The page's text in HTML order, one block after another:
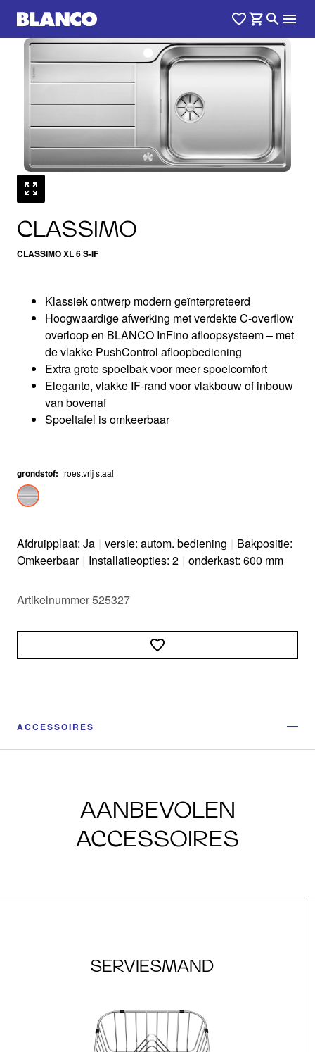
CLASSIMO
CLASSIMO XL 6 S-IF
1 /0
Klassiek ontwerp modern geïnterpreteerd
Hoogwaardige afwerking met verdekte C-overflow
overloop en BLANCO InFino afloopsysteem – met
de vlakke PushControl afloopbediening
Extra grote spoelbak voor meer spoelcomfort
Elegante, vlakke IF-rand voor vlakbouw of inbouw
van bovenaf
Spoeltafel is omkeerbaar
grondstof: roestvrij staal
Afdruipplaat: Ja | versie: autom. bediening | Bakpositie:
Omkeerbaar | Installatieopties: 2 | onderkast: 600 mm
Artikelnummer 525327
ACCESSOIRES
AANBEVOLEN
ACCESSOIRES
SERVIESMAND